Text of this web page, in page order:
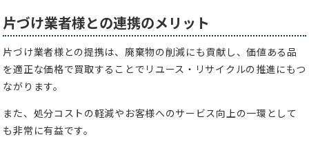
片づけ業者様との連携のメリット
片づけ業者様との提携は、廃棄物の削減にも貢献し、価値ある品
を適正な価格で買取することでリユース・リサイクルの推進にもつ
ながります。
また、処分コストの軽減やお客様へのサービス向上の一環として
も非常に有益です。